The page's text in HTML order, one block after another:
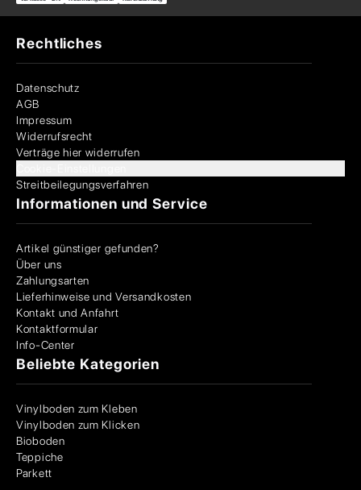
Rechtliches
Datenschutz
AGB
Impressum
Widerrufsrecht
Verträge hier widerrufen
Streitbeilegungsverfahren
Informationen und Service
Artikel günstiger gefunden?
Über uns
Zahlungsarten
Lieferhinweise und Versandkosten
Kontakt und Anfahrt
Kontaktformular
Info-Center
Beliebte Kategorien
Vinylboden zum Kleben
Vinylboden zum Klicken
Bioboden
Teppiche
Parkett